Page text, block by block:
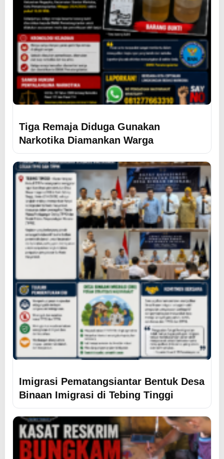
Tiga Remaja Diduga Gunakan
Narkotika Diamankan Warga
Imigrasi Pematangsiantar Bentuk Desa
Binaan Imigrasi di Tebing Tinggi